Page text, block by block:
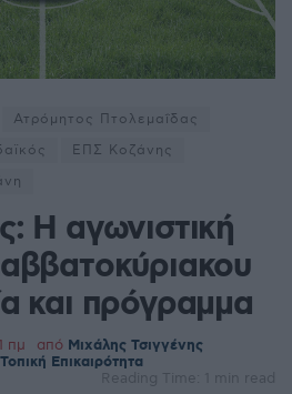
Ατρόμητος Πτολεμαΐδας
ΕΠΣ Κοζάνης
Η αγωνιστική
και πρόγραμμα
πμ από Μιχάλης Τσιγγένης
Τοπική Επικαιρότητα
Reading Time: 1 min read